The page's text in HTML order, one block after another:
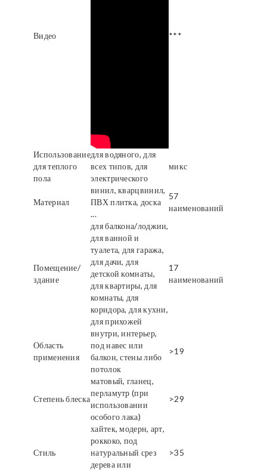
Видео ***
Использование
для теплого
пола
для водяного, для
всех типов, для
электрического
микс
Материал
винил, кварцвинил,
ПВХ плитка, доска
...
57
наименований
Помещение/
здание
для балкона/лоджии,
для ванной и
туалета, для гаража,
для дачи, для
детской комнаты,
для квартиры, для
комнаты, для
коридора, для кухни,
для прихожей
17
наименований
Область
применения
внутри, интерьер,
под навес или
балкон, стены либо
потолок
>19
Степень блеска
матовый, гланец,
перламутр (при
использовании
особого лака)
>29
Стиль
хайтек, модерн, арт,
роккоко, под
натуральный срез
дерева или
>35